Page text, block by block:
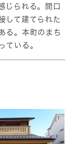
じられる。間口
して建てられた
る。本町のまち
ている。